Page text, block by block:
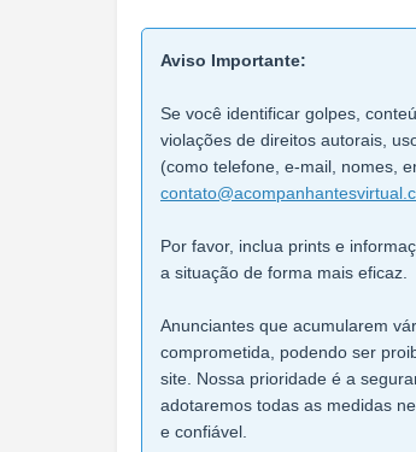
Aviso Importante:
Se você identificar golpes,
violações de direitos autorais,
(como telefone, e-mail, nomes,
Por favor, inclua prints e
a situação de forma mais eficaz.
Anunciantes que acumularem
comprometida, podendo ser
site. Nossa prioridade é a
adotaremos todas as medidas
e confiável.